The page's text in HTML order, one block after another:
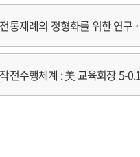
전통제례의 정형화를 위한 연구 :
으로
작전수행체계 : 美 교육회장 5-0.1